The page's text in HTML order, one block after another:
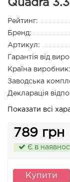
Quadra
Рейтинг:
Бренд:
Артикул:
Гарантія від
Країна виробник:
Заводська
Декларація
Показати всі
789 грн
Є в
Купити